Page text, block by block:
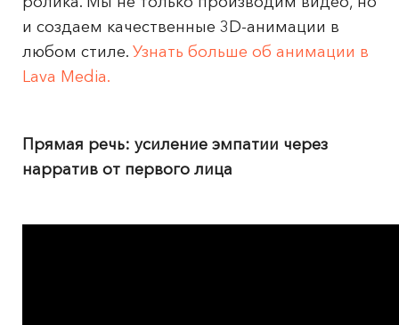
и создаем качественные 3D-анимации в
любом стиле. Узнать больше об анимации в
Lava Media.
Прямая речь: усиление эмпатии через
нарратив от первого лица